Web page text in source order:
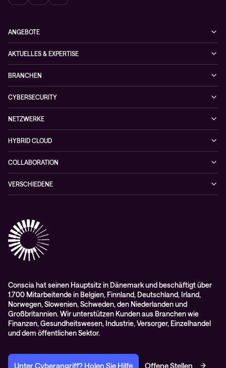
ANGEBOTE
Netzwerke
Hybrid cloud
Observability
Projektanfragen
AKTUELLES & EXPERTISE
Cases
News
Podcast
Videos
Whitepaper
BRANCHEN
Finance
Healthcare
Public
CYBERSECURITY
Cybersecurity-Lösungen
NIS-2 Quick Check
Wie Sie kein zufälliges Opfer einer Cyberattacke werden
NETZWERKE
Netzwerklösungen
HYBRID CLOUD
COLLABORATION
Cisco Webex
VERSCHIEDENE
RMA-Antrag
AGB
Conscia hat seinen Hauptsitz in Dänemark und beschäftigt über
1.700 Mitarbeitende in Belgien, Finnland, Deutschland, Irland,
Norwegen, Slowenien, Schweden, den Niederlanden und
Großbritannien. Wir unterstützen Kunden aus Branchen wie
Finanzen, Gesundheitswesen, Industrie, Versorger, Einzelhandel
und dem öffentlichen Sektor.
Unter Cyberangriff? Holen Sie Hilfe Offene Stellen